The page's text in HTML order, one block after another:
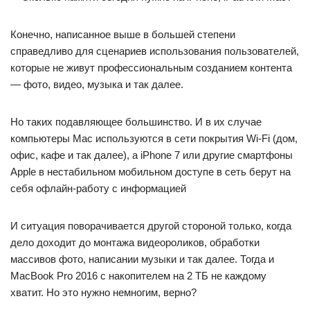
Конечно, написанное выше в большей степени
справедливо для сценариев использования пользователей,
которые не живут профессиональным созданием контента
— фото, видео, музыка и так далее.
Но таких подавляющее большинство. И в их случае
компьютеры Mac используются в сети покрытия Wi-Fi (дом,
офис, кафе и так далее), а iPhone 7 или другие смартфоны
Apple в нестабильном мобильном доступе в сеть берут на
себя офлайн-работу с информацией
И ситуация поворачивается другой стороной только, когда
дело доходит до монтажа видеороликов, обработки
массивов фото, написании музыки и так далее. Тогда и
MacBook Pro 2016 с накопителем на 2 ТБ не каждому
хватит. Но это нужно немногим, верно?